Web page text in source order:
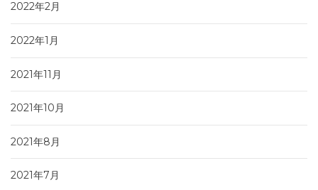
2022年2月
2022年1月
2021年11月
2021年10月
2021年8月
2021年7月